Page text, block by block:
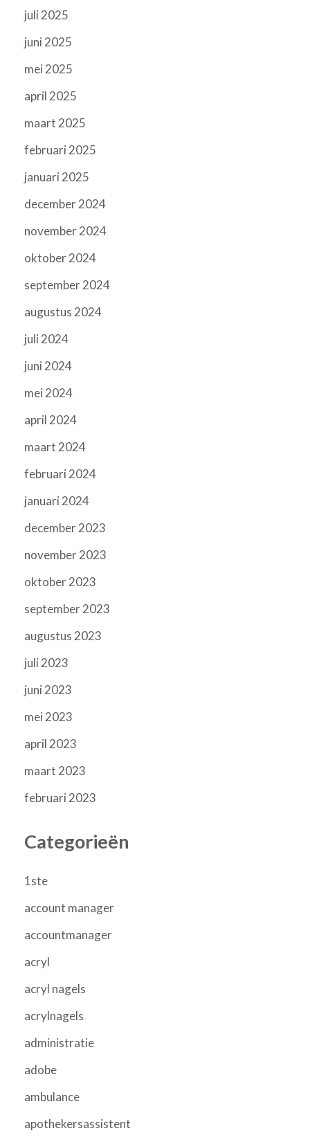
juli 2025
juni 2025
mei 2025
april 2025
maart 2025
februari 2025
januari 2025
december 2024
november 2024
oktober 2024
september 2024
augustus 2024
juli 2024
juni 2024
mei 2024
april 2024
maart 2024
februari 2024
januari 2024
december 2023
november 2023
oktober 2023
september 2023
augustus 2023
juli 2023
juni 2023
mei 2023
april 2023
maart 2023
februari 2023
Categorieën
1ste
account manager
accountmanager
acryl
acryl nagels
acrylnagels
administratie
adobe
ambulance
apothekersassistent